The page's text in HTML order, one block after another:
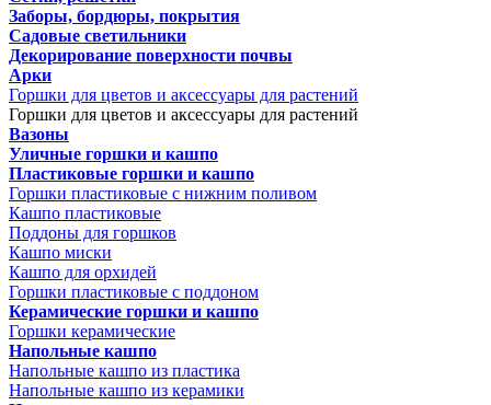
Заборы, бордюры, покрытия
Садовые светильники
Декорирование поверхности почвы
Арки
Горшки для цветов и аксессуары для растений
Горшки для цветов и аксессуары для растений
Вазоны
Уличные горшки и кашпо
Пластиковые горшки и кашпо
Горшки пластиковые с нижним поливом
Кашпо пластиковые
Поддоны для горшков
Кашпо миски
Кашпо для орхидей
Горшки пластиковые с поддоном
Керамические горшки и кашпо
Горшки керамические
Напольные кашпо
Напольные кашпо из пластика
Напольные кашпо из керамики